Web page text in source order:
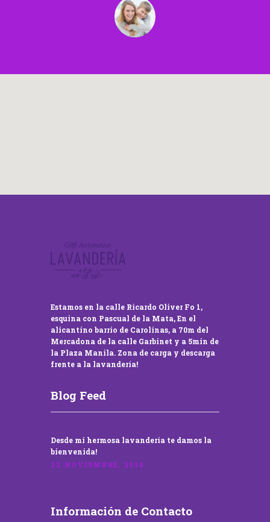
Estamos en la calle Ricardo Oliver Fo 1,
esquina con Pascual de la Mata, En el
alicantino barrio de Carolinas, a 70m del
Mercadona de la calle Garbinet y a 5min de
la Plaza Manila. Zona de carga y descarga
frente a la lavandería!
Blog Feed
Desde mi hermosa lavandería te damos la
bienvenida!
22 NOVIEMBRE, 2016
Información de Contacto